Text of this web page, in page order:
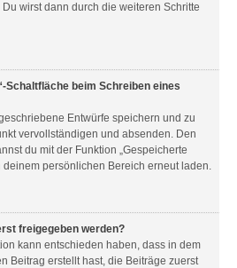
wirst dann durch die weiteren Schritte
Schaltfläche beim Schreiben eines
Entwürfe speichern und zu
vervollständigen und absenden. Den
du mit der Funktion „Gespeicherte
deinem persönlichen Bereich erneut laden.
freigegeben werden?
kann entschieden haben, dass in dem
Beitrag erstellt hast, die Beiträge zuerst